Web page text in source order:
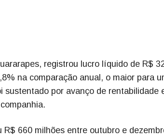
registrou lucro líquido de R$
na comparação anual, o maior para
sustentado por avanço de rentabilidade
660 milhões entre outubro e